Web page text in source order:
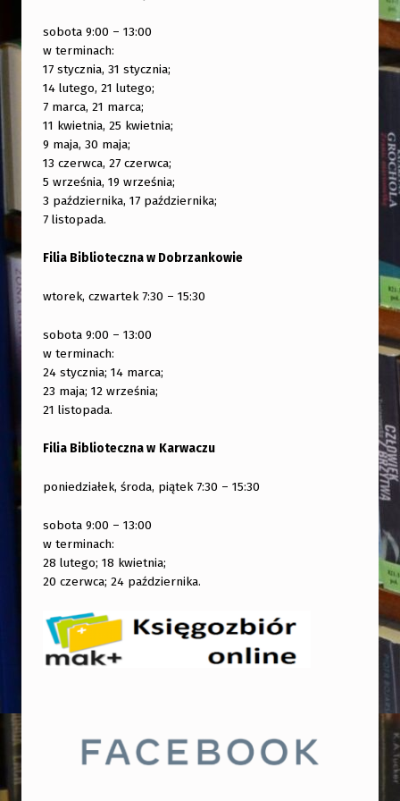
sobota 9:00 – 13:00
w terminach:
17 stycznia, 31 stycznia;
14 lutego, 21 lutego;
7 marca, 21 marca;
11 kwietnia, 25 kwietnia;
9 maja, 30 maja;
13 czerwca, 27 czerwca;
5 września, 19 września;
3 października, 17 października;
7 listopada.
Filia Biblioteczna w Dobrzankowie
wtorek, czwartek 7:30 – 15:30
sobota 9:00 – 13:00
w terminach:
24 stycznia; 14 marca;
23 maja; 12 września;
21 listopada.
Filia Biblioteczna w Karwaczu
poniedziałek, środa, piątek 7:30 – 15:30
sobota 9:00 – 13:00
w terminach:
28 lutego; 18 kwietnia;
20 czerwca; 24 października.